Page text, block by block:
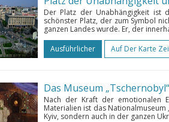
Der Platz der Unabhängigkeit ist
schönster Platz, der zum Symbol
ganzen Landes wurde. Er, der
Ausführlicher
Auf Der Karte
Das Museum „Tschernobyl“
Nach der Kraft der emotionalen
Materialien ist das
Kyiv, sondern auch in der ganzen